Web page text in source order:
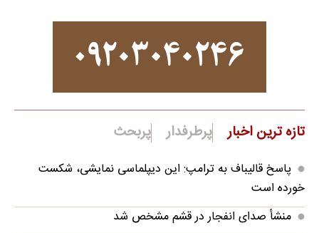
تازه ترین اخبار پرطرفدار پربحث
پاسخ قالیباف به ترامپ: این دیپلماسی نمایشی، شکست
خورده است
منشأ صدای انفجار در قشم مشخص شد